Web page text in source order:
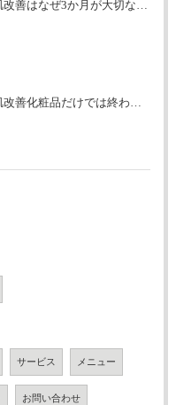
【大阪・本町】肌改善はなぜ3か月が大切なの？｜シミ・肝斑・敏感肌改善専門サロン
【大阪・本町】肌改善化粧品だけでは終わらせません｜ラボーテエクラが伴走型の肌改善にこだわる理由
サービス メニュー
お問い合わせ